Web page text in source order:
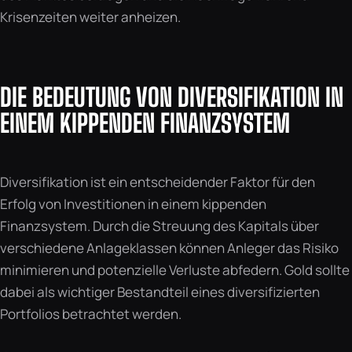
Krisenzeiten weiter anheizen.
DIE BEDEUTUNG VON DIVERSIFIKATION IN
EINEM KIPPENDEN FINANZSYSTEM
Diversifikation ist ein entscheidender Faktor für den
Erfolg von Investitionen in einem kippenden
Finanzsystem. Durch die Streuung des Kapitals über
verschiedene Anlageklassen können Anleger das Risiko
minimieren und potenzielle Verluste abfedern. Gold sollte
dabei als wichtiger Bestandteil eines diversifizierten
Portfolios betrachtet werden.